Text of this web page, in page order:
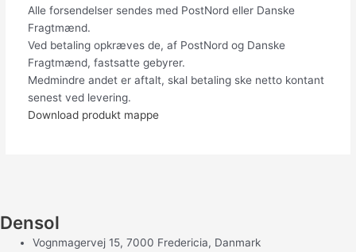
Alle forsendelser sendes med PostNord eller Danske
Fragtmænd.
Ved betaling opkræves de, af PostNord og Danske
Fragtmænd, fastsatte gebyrer.
Medmindre andet er aftalt, skal betaling ske netto kontant
senest ved levering.
Download produkt mappe
Densol
Vognmagervej 15, 7000 Fredericia, Danmark